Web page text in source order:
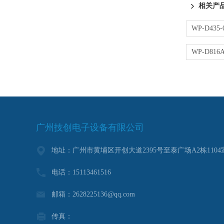
相关产
广州技创电子设备有限公司
地址：广州市黄埔区开创大道2395号至泰广场A2栋1104
电话：15113461516
邮箱：2628225136@qq.com
传真：